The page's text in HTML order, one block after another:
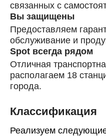
связанных с
Вы защищены
Предоставляем
обслуживание и
Spot всегда рядом
Отличная
располагаем 18
города.
Классификация
Реализуем